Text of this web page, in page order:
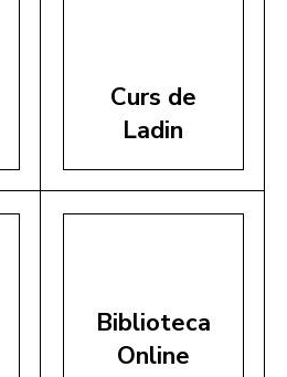
Curs de
Ladin
Biblioteca
Online